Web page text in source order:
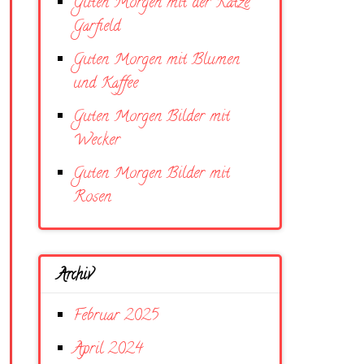
Garfield
Guten Morgen mit Blumen
und Kaffee
Guten Morgen Bilder mit
Wecker
Guten Morgen Bilder mit
Rosen
Archiv
Februar 2025
April 2024